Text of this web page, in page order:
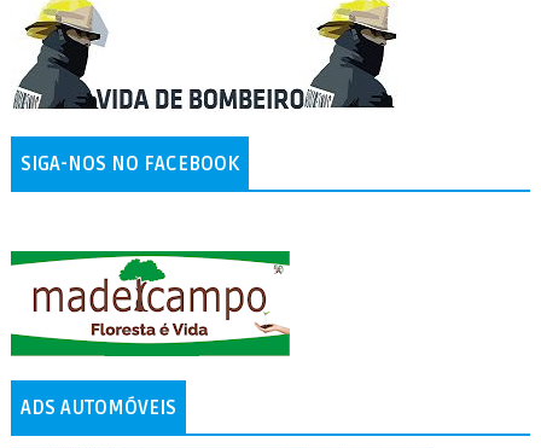
SIGA-NOS NO FACEBOOK
ADS AUTOMÓVEIS